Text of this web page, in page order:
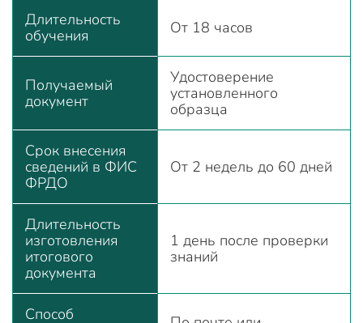
Длительность
обучения
От 18 часов
Получаемый
документ
Удостоверение
установленного
образца
Срок внесения
сведений в ФИС
ФРДО
От 2 недель до 60 дней
Длительность
изготовления
итогового
документа
1 день после проверки
знаний
Способ